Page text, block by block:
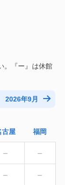
古屋 福岡
－ －
－ －
2026年9月